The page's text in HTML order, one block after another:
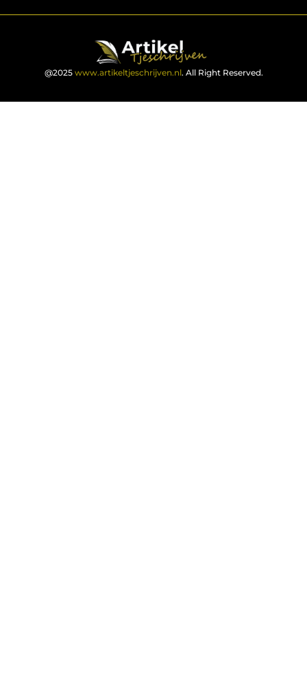
@2025 www.artikeltjeschrijven.nl. All Right Reserved.